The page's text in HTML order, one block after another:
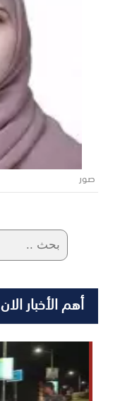
صور
أهم الأخبار الان